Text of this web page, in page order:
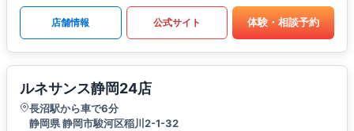
店舗情報 公式サイト 体験・相談予約
ルネサンス静岡24店
長沼駅から車で6分
静岡県 静岡市駿河区稲川2-1-32